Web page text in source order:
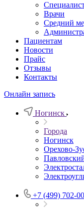
Врачи
Средний
Пациентам
Новости
Прайс
Отзывы
Контакты
Онлайн запись
Ногинск
Города
Ногинск
Орехово-
+7 (499) 702-